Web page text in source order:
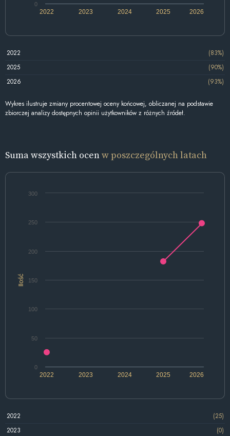
2022 2024 2026
2023 2025
0
2022
(83%)
2025
(90%)
2026
(93%)
Wykres ilustruje zmiany procentowej oceny końcowej, obliczanej na podstawie
zbiorczej analizy dostępnych opinii użytkowników z różnych źródeł.
Suma wszystkich ocenw poszczególnych latach
Ilość
2022 2024 2026
2023 2025
0
50
100
150
200
250
300
2022
(25)
2023
(0)